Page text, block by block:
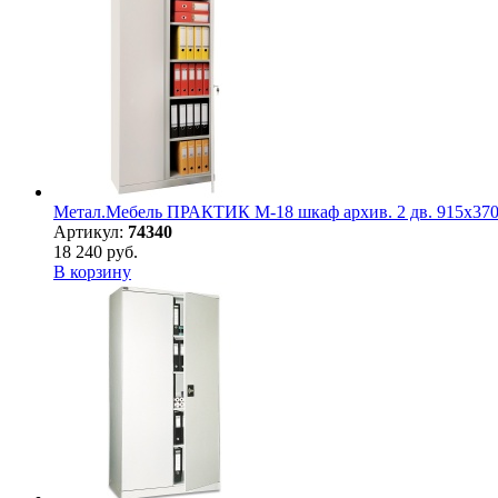
Метал.Мебель ПРАКТИК М-18 шкаф архив. 2 дв.
Артикул: 74340
18 240 руб.
В корзину